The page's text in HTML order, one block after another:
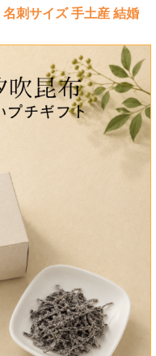
刺サイズ 手土産 結婚